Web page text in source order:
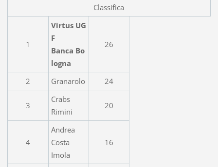
Classifica
1
Virtus UG
F
Banca Bo
logna
26
2 Granarolo 24
3
Crabs
Rimini
20
4
Andrea
Costa
Imola
16